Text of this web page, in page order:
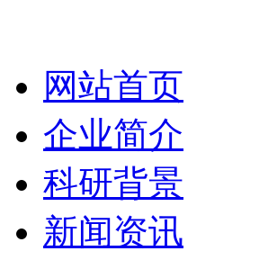
网站首页
企业简介
科研背景
新闻资讯